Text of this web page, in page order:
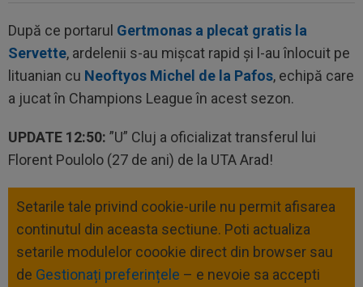
După ce portarul Gertmonas a plecat gratis la
Servette, ardelenii s-au mișcat rapid și l-au înlocuit pe
lituanian cu Neoftyos Michel de la Pafos, echipă care
a jucat în Champions League în acest sezon.
UPDATE 12:50: ”U” Cluj a oficializat transferul lui
Florent Poulolo (27 de ani) de la UTA Arad!
Setarile tale privind cookie-urile nu permit afisarea
continutul din aceasta sectiune. Poti actualiza
setarile modulelor coookie direct din browser sau
de Gestionați preferințele – e nevoie sa accepti